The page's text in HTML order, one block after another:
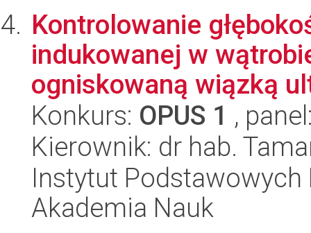
Kontrolowanie
indukowanej w
ogniskowaną wiązką
Konkurs: OPUS 1 ,
Kierownik: dr hab.
Instytut
Akademia Nauk